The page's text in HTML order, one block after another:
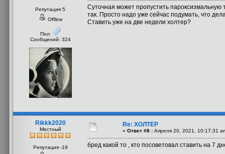
Репутация 5
Offline
Пол:
Сообщений: 324
Суточная может пропустить пароксизмальную
так. Просто надо уже сейчас подумать, что
Ставить уже на две недели холтер?
Rikkk2020
Местный
Репутация -19
Re: ХОЛТЕР
« Ответ #8 : Апреля 20, 2021, 10:17:31
бред какой то , кто посоветовал ставить на 7